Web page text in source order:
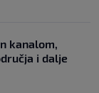
kanalom,
i dalje